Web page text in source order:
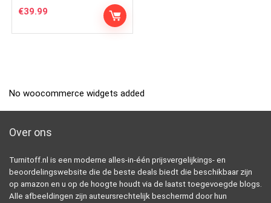
€39.99
No woocommerce widgets added
Over ons
Turnitoff.nl is een moderne alles-in-één prijsvergelijkings- en
beoordelingswebsite die de beste deals biedt die beschikbaar zijn
op amazon en u op de hoogte houdt via de laatst toegevoegde blogs.
Alle afbeeldingen zijn auteursrechtelijk beschermd door hun